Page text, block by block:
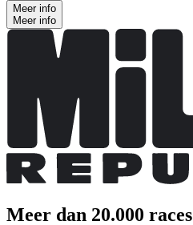
Meer info
Meer info
Meer dan 20.000 races